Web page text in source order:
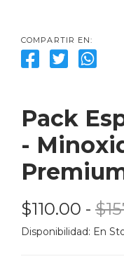
COMPARTIR EN:
Pack
-
$110.00 -
Disponibilidad: En